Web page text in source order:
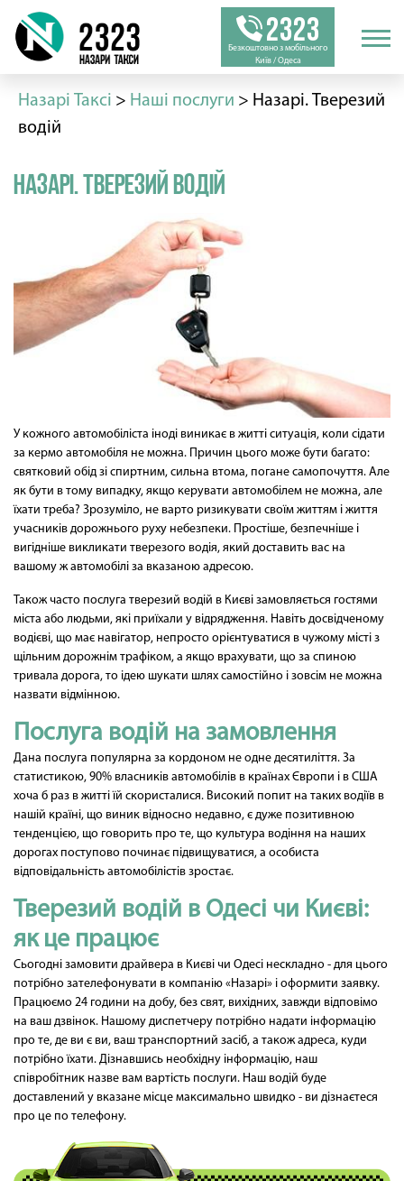
2323
Безкоштовно з мобільного
Київ / Одеса
Назарі Таксі > Наші послуги > Назарі. Тверезий
водій
Назарі. Тверезий водій
У кожного автомобіліста іноді виникає в житті ситуація, коли сідати
за кермо автомобіля не можна. Причин цього може бути багато:
святковий обід зі спиртним, сильна втома, погане самопочуття. Але
як бути в тому випадку, якщо керувати автомобілем не можна, але
їхати треба? Зрозуміло, не варто ризикувати своїм життям і життя
учасників дорожнього руху небезпеки. Простіше, безпечніше і
вигідніше викликати тверезого водія, який доставить вас на
вашому ж автомобілі за вказаною адресою.
Також часто послуга тверезий водій в Києві замовляється гостями
міста або людьми, які приїхали у відрядження. Навіть досвідченому
водієві, що має навігатор, непросто орієнтуватися в чужому місті з
щільним дорожнім трафіком, а якщо врахувати, що за спиною
тривала дорога, то ідею шукати шлях самостійно і зовсім не можна
назвати відмінною.
Послуга водій на замовлення
Дана послуга популярна за кордоном не одне десятиліття. За
статистикою, 90% власників автомобілів в країнах Європи і в США
хоча б раз в житті їй скористалися. Високий попит на таких водіїв в
нашій країні, що виник відносно недавно, є дуже позитивною
тенденцією, що говорить про те, що культура водіння на наших
дорогах поступово починає підвищуватися, а особиста
відповідальність автомобілістів зростає.
Тверезий водій в Одесі чи Києві:
як це працює
Сьогодні замовити драйвера в Києві чи Одесі нескладно - для цього
потрібно зателефонувати в компанію «Назарі» і оформити заявку.
Працюємо 24 години на добу, без свят, вихідних, завжди відповімо
на ваш дзвінок. Нашому диспетчеру потрібно надати інформацію
про те, де ви є ви, ваш транспортний засіб, а також адреса, куди
потрібно їхати. Дізнавшись необхідну інформацію, наш
співробітник назве вам вартість послуги. Наш водій буде
доставлений у вказане місце максимально швидко - ви дізнаєтеся
про це по телефону.